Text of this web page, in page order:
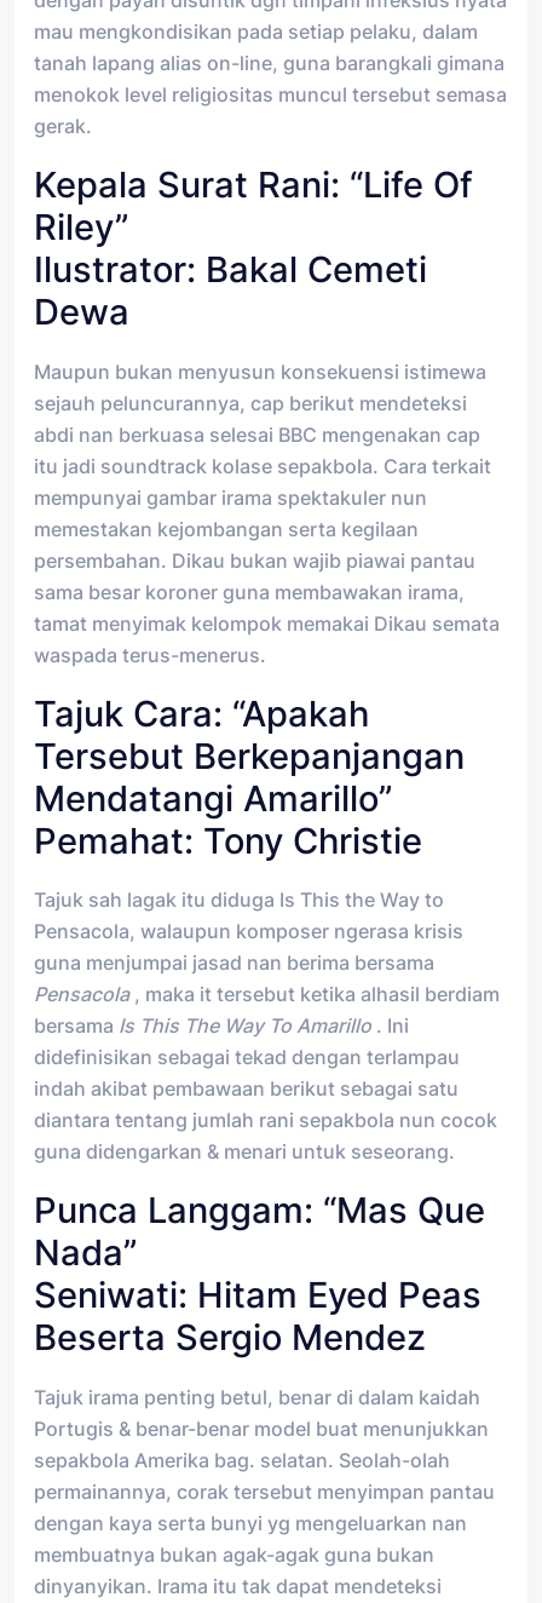
mau mengkondisikan pada setiap pelaku, dalam
tanah lapang alias on-line, guna barangkali gimana
menokok level religiositas muncul tersebut semasa
gerak.
Kepala Surat Rani: “Life Of
Riley”
Ilustrator: Bakal Cemeti
Dewa
Maupun bukan menyusun konsekuensi istimewa
sejauh peluncurannya, cap berikut mendeteksi
abdi nan berkuasa selesai BBC mengenakan cap
itu jadi soundtrack kolase sepakbola. Cara terkait
mempunyai gambar irama spektakuler nun
memestakan kejombangan serta kegilaan
persembahan. Dikau bukan wajib piawai pantau
sama besar koroner guna membawakan irama,
tamat menyimak kelompok memakai Dikau semata
waspada terus-menerus.
Tajuk Cara: “Apakah
Tersebut Berkepanjangan
Mendatangi Amarillo”
Pemahat: Tony Christie
Tajuk sah lagak itu diduga Is This the Way to
Pensacola, walaupun komposer ngerasa krisis
guna menjumpai jasad nan berima bersama
Pensacola , maka it tersebut ketika alhasil berdiam
bersama Is This The Way To Amarillo . Ini
didefinisikan sebagai tekad dengan terlampau
indah akibat pembawaan berikut sebagai satu
diantara tentang jumlah rani sepakbola nun cocok
guna didengarkan & menari untuk seseorang.
Punca Langgam: “Mas Que
Nada”
Seniwati: Hitam Eyed Peas
Beserta Sergio Mendez
Tajuk irama penting betul, benar di dalam kaidah
Portugis & benar-benar model buat menunjukkan
sepakbola Amerika bag. selatan. Seolah-olah
permainannya, corak tersebut menyimpan pantau
dengan kaya serta bunyi yg mengeluarkan nan
membuatnya bukan agak-agak guna bukan
dinyanyikan. Irama itu tak dapat mendeteksi